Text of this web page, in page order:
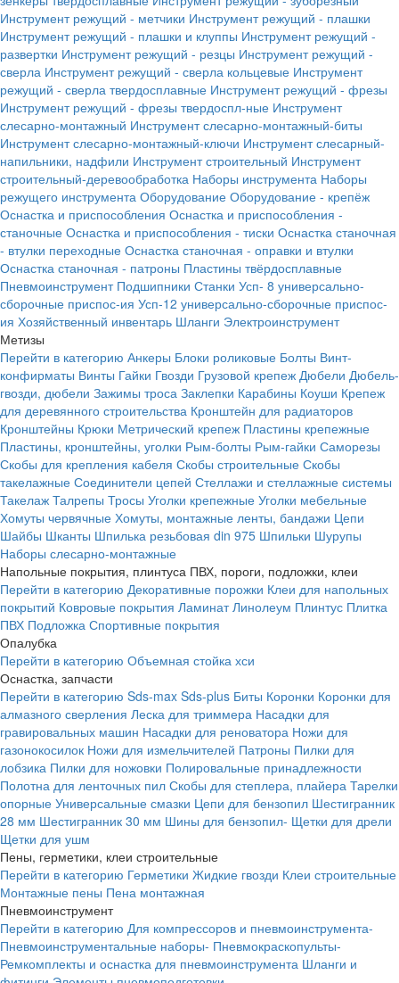
Инструмент режущий - метчики Инструмент режущий - плашки
Инструмент режущий - плашки и клуппы Инструмент режущий -
развертки Инструмент режущий - резцы Инструмент режущий -
сверла Инструмент режущий - сверла кольцевые Инструмент
режущий - сверла твердосплавные Инструмент режущий - фрезы
Инструмент режущий - фрезы твердоспл-ные Инструмент
слесарно-монтажный Инструмент слесарно-монтажный-биты
Инструмент слесарно-монтажный-ключи Инструмент слесарный-
напильники, надфили Инструмент строительный Инструмент
строительный-деревообработка Наборы инструмента Наборы
режущего инструмента Оборудование Оборудование - крепёж
Оснастка и приспособления Оснастка и приспособления -
станочные Оснастка и приспособления - тиски Оснастка станочная
- втулки переходные Оснастка станочная - оправки и втулки
Оснастка станочная - патроны Пластины твёрдосплавные
Пневмоинструмент Подшипники Станки Усп- 8 универсально-
сборочные приспос-ия Усп-12 универсально-сборочные приспос-
ия Хозяйственный инвентарь Шланги Электроинструмент
Метизы
Перейти в категорию Анкеры Блоки роликовые Болты Винт-
конфирматы Винты Гайки Гвозди Грузовой крепеж Дюбели Дюбель-
гвозди, дюбели Зажимы троса Заклепки Карабины Коуши Крепеж
для деревянного строительства Кронштейн для радиаторов
Кронштейны Крюки Метрический крепеж Пластины крепежные
Пластины, кронштейны, уголки Рым-болты Рым-гайки Саморезы
Скобы для крепления кабеля Скобы строительные Скобы
такелажные Соединители цепей Стеллажи и стеллажные системы
Такелаж Талрепы Тросы Уголки крепежные Уголки мебельные
Хомуты червячные Хомуты, монтажные ленты, бандажи Цепи
Шайбы Шканты Шпилька резьбовая din 975 Шпильки Шурупы
Наборы слесарно-монтажные
Напольные покрытия, плинтуса ПВХ, пороги, подложки, клеи
Перейти в категорию Декоративные порожки Клеи для напольных
покрытий Ковровые покрытия Ламинат Линолеум Плинтус Плитка
ПВХ Подложка Спортивные покрытия
Опалубка
Перейти в категорию Объемная стойка хси
Оснастка, запчасти
Перейти в категорию Sds-max Sds-plus Биты Коронки Коронки для
алмазного сверления Леска для триммера Насадки для
гравировальных машин Насадки для реноватора Ножи для
газонокосилок Ножи для измельчителей Патроны Пилки для
лобзика Пилки для ножовки Полировальные принадлежности
Полотна для ленточных пил Скобы для степлера, плайера Тарелки
опорные Универсальные смазки Цепи для бензопил Шестигранник
28 мм Шестигранник 30 мм Шины для бензопил- Щетки для дрели
Щетки для ушм
Пены, герметики, клеи строительные
Перейти в категорию Герметики Жидкие гвозди Клеи строительные
Монтажные пены Пена монтажная
Пневмоинструмент
Перейти в категорию Для компрессоров и пневмоинструмента-
Пневмоинструментальные наборы- Пневмокраскопульты-
Ремкомплекты и оснастка для пневмоинструмента Шланги и